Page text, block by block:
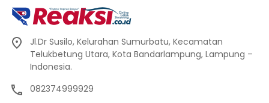
Jl.Dr Susilo, Kelurahan Sumurbatu, Kecamatan
Telukbetung Utara, Kota Bandarlampung, Lampung –
Indonesia.
082374999929